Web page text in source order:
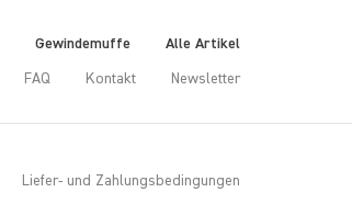
Gewindemuffe Alle Artikel
FAQ Kontakt Newsletter
Liefer- und Zahlungsbedingungen